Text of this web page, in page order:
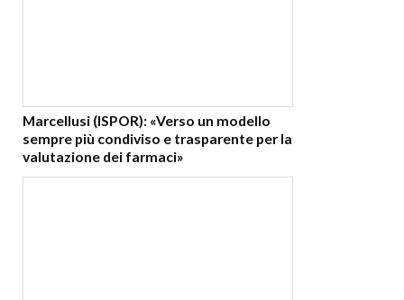
Marcellusi (ISPOR): «Verso un modello
sempre più condiviso e trasparente per la
valutazione dei farmaci»